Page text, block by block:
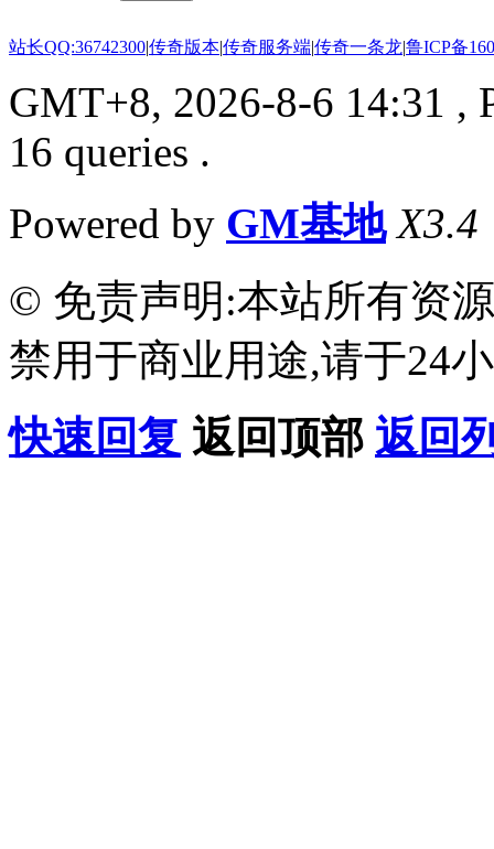
站长QQ:36742300|传奇版本|传奇服务端|传奇一条龙|鲁ICP备
GMT+8, 2026-8-6 14:31 ,
16 queries .
Powered by GM基地 X3.4
© 免责声明:本站所有资
禁用于商业用途,请于24
快速回复 返回顶部 返回